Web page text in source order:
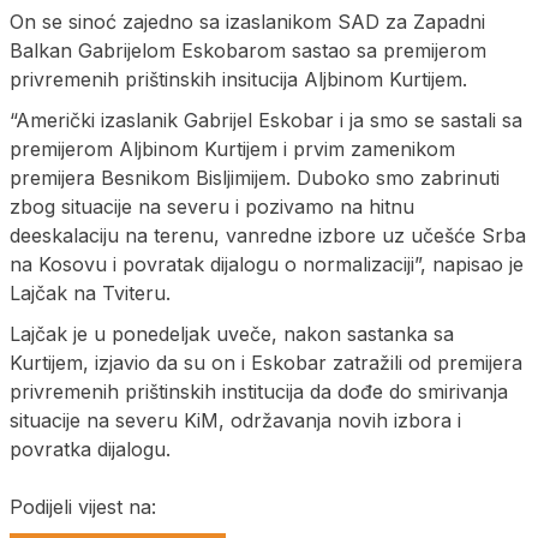
On se sinoć zajedno sa izaslanikom SAD za Zapadni
Balkan Gabrijelom Eskobarom sastao sa premijerom
privremenih prištinskih insitucija Aljbinom Kurtijem.
“Američki izaslanik Gabrijel Eskobar i ja smo se sastali sa
premijerom Aljbinom Kurtijem i prvim zamenikom
premijera Besnikom Bisljimijem. Duboko smo zabrinuti
zbog situacije na severu i pozivamo na hitnu
deeskalaciju na terenu, vanredne izbore uz učešće Srba
na Kosovu i povratak dijalogu o normalizaciji”, napisao je
Lajčak na Tviteru.
Lajčak je u ponedeljak uveče, nakon sastanka sa
Kurtijem, izjavio da su on i Eskobar zatražili od premijera
privremenih prištinskih institucija da dođe do smirivanja
situacije na severu KiM, održavanja novih izbora i
povratka dijalogu.
Podijeli vijest na: